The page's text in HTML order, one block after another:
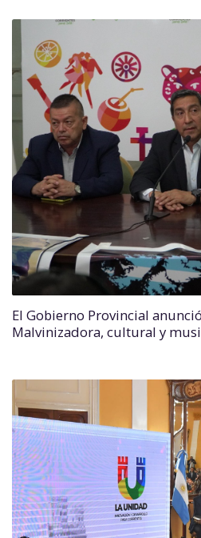
El Gobierno Provincial
Malvinizadora, cultural y